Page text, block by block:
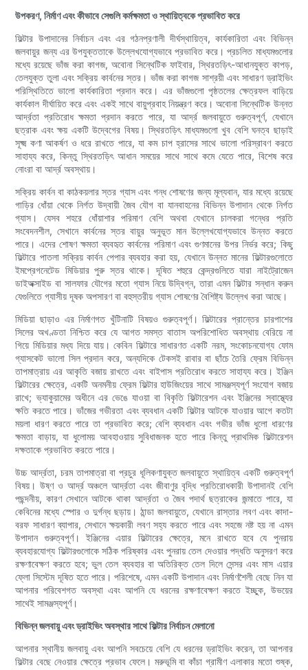
উপকরণ, নির্মাণ এবং কীভাবে সেগুলি কর্মক্ষমতা ও স্থায়িত্বকে প্রভাবিত করে
ফিল্টার উপাদানের নির্বাচন এবং এর গঠনপ্রণালী দীর্ঘস্থায়িত্ব, কার্যকারিতা এবং বিভিন্ন
জলবায়ুর জন্য এর উপযুক্ততাকে উল্লেখযোগ্যভাবে প্রভাবিত করে। প্রচলিত মাধ্যমগুলোর
মধ্যে রয়েছে ভাঁজ করা কাগজ, অবোনা সিন্থেটিক ফাইবার, স্থিরতড়িৎ-আধানযুক্ত কাপড়,
তেলযুক্ত তুলা এবং সক্রিয় কার্বনের স্তর। ভাঁজ করা কাগজ সাশ্রয়ী এবং সাধারণ ড্রাইভিং
পরিস্থিতিতে ভালো কার্যকারিতা প্রদান করে। এর ভাঁজগুলো পৃষ্ঠতলের ক্ষেত্রফল বাড়িয়ে
কার্যকাল দীর্ঘায়িত করে এবং একই সাথে বায়ুপ্রবাহ নিয়ন্ত্রণ করে। অবোনা সিন্থেটিক উন্নত
আর্দ্রতা প্রতিরোধ ক্ষমতা প্রদান করতে পারে, যা আর্দ্র জলবায়ুতে গুরুত্বপূর্ণ, যেখানে
ছত্রাক এবং ক্ষয় একটি উদ্বেগের বিষয়। স্থিরতড়িৎ মাধ্যমগুলো খুব বেশি ঘনত্ব ছাড়াই
সূক্ষ্ম কণা আকর্ষণ ও ধরে রাখতে পারে, যা কম চাপ হ্রাসের সাথে ভালো পরিস্রাবণ করতে
সাহায্য করে, কিন্তু স্থিরতড়িৎ আধান সময়ের সাথে সাথে কমে যেতে পারে, বিশেষ করে
নোংরা বা আর্দ্র অবস্থায়।
সক্রিয় কার্বন বা কাঠকয়লার স্তর গ্যাস এবং গন্ধ শোষণের জন্য মূল্যবান, যার মধ্যে রয়েছে
গাড়ির ধোঁয়া থেকে নির্গত উদ্বায়ী জৈব যৌগ বা যানবাহনের বিভিন্ন উপাদান থেকে নির্গত
গ্যাস। যেসব শহরে ধোঁয়াশার পরিমাণ বেশি অথবা যেখানে চালকরা গন্ধের প্রতি
সংবেদনশীল, সেখানে কার্বনের স্তর বায়ুর অনুভূত মান উল্লেখযোগ্যভাবে উন্নত করতে
পারে। এদের শোষণ ক্ষমতা ব্যবহৃত কার্বনের পরিমাণ এবং গুণমানের উপর নির্ভর করে; কিছু
ফিল্টারে পাতলা সক্রিয় কার্বন পেপার ব্যবহার করা হয়, যেখানে উন্নত মানের ফিল্টারগুলোতে
ইমপ্রেগনেটেড মিডিয়ার পুরু স্তর থাকে। দূষিত শহুরে কেন্দ্রগুলিতে যারা নাইট্রোজেন
ডাইঅক্সাইড বা সালফার যৌগের মতো গ্যাস নিয়ে উদ্বিগ্ন, তারা এমন ফিল্টার সন্ধান করুন
যেগুলিতে গ্যাসীয় দূষক অপসারণ বা বহুস্তরীয় গ্যাস শোষণের বৈশিষ্ট্য উল্লেখ করা আছে।
মিডিয়া ছাড়াও এর নির্মাণগত খুঁটিনাটি বিষয়ও গুরুত্বপূর্ণ। ফিল্টারের প্রান্তের চারপাশের
সিলের অখণ্ডতা নিশ্চিত করে যে আগত সমস্ত বাতাস অপরিশোধিত অবস্থায় বেরিয়ে না
গিয়ে মিডিয়ার মধ্য দিয়ে যায়। কেবিন ফিল্টারে সাধারণত একটি নরম, সংকোচনযোগ্য ফোম
গ্যাসকেট ভালো সিল প্রদান করে, অন্যদিকে টেকসই রাবার বা ছাঁচে তৈরি ফ্রেম বিভিন্ন
তাপমাত্রায় এর আকৃতি বজায় রাখতে এবং বাইপাস প্রতিরোধ করতে সাহায্য করে। ইঞ্জিন
ফিল্টারের ক্ষেত্রে, একটি অনমনীয় ফ্রেম ফিল্টার হাউজিংয়ের সাথে সামঞ্জস্যপূর্ণ সংযোগ বজায়
রাখে; ভ্যাকুয়ামের অধীনে এর ভেঙে যাওয়া বা বিকৃতি ফিল্টারেশন এবং ইঞ্জিনের স্বাস্থ্যের
ক্ষতি করতে পারে। ভাঁজের গভীরতা এবং ব্যবধান একটি ফিল্টার আটকে যাওয়ার আগে কতটা
ময়লা ধারণ করতে পারে তা প্রভাবিত করে; বেশি ব্যবধান এবং গভীর ভাঁজ ধুলো ধারণের
ক্ষমতা বাড়ায়, যা ধুলোময় আবহাওয়ায় সুবিধাজনক হতে পারে কিন্তু প্রাথমিক ফিল্টারেশন
দক্ষতাকে প্রভাবিত করতে পারে।
উচ্চ আর্দ্রতা, চরম তাপমাত্রা বা প্রচুর ধূলিকণাযুক্ত জলবায়ুতে স্থায়িত্ব একটি গুরুত্বপূর্ণ
বিষয়। উষ্ণ ও আর্দ্র অঞ্চলে আর্দ্রতা এবং জীবাণুর বৃদ্ধি প্রতিরোধকারী উপাদানই বেশি
পছন্দনীয়, কারণ সেখানে আটকে থাকা আর্দ্রতা ও জৈব পদার্থ ছত্রাকের জন্মাতে পারে, যা
কেবিনের মধ্যে স্পোর ও দুর্গন্ধ ছড়ায়। ঠান্ডা জলবায়ুতে, যেখানে রাস্তার লবণ এবং কাদা-
বরফ সাধারণ ব্যাপার, সেখানে ক্ষয়কারী লবণ সহ্য করতে পারে এবং সহজে নষ্ট হয় না এমন
উপাদান গুরুত্বপূর্ণ। ইঞ্জিনের এয়ার ফিল্টারের ক্ষেত্রে, মনে রাখতে হবে যে পুনরায়
ব্যবহারযোগ্য ফিল্টারগুলোকে সঠিক পরিষ্কার এবং পুনরায় তেল দেওয়ার পদ্ধতি অনুসরণ করে
রক্ষণাবেক্ষণ করতে হবে; ভুল তেল ব্যবহার বা অতিরিক্ত তেল দিলে সেন্সর এবং মাস এয়ার
ফ্লো সিস্টেম দূষিত হতে পারে। পরিশেষে, এমন একটি উপাদান এবং নির্মাণশৈলী বেছে নিন যা
আপনার পরিবেশগত অবস্থা এবং আপনি যে ধরনের রক্ষণাবেক্ষণ করতে ইচ্ছুক, উভয়ের
সাথেই সামঞ্জস্যপূর্ণ।
বিভিন্ন জলবায়ু এবং ড্রাইভিং অবস্থার সাথে ফিল্টার নির্বাচন মেলানো
আপনার স্থানীয় জলবায়ু এবং আপনি সবচেয়ে বেশি যে ধরনের ড্রাইভিং করেন, তা আপনার
ফিল্টার বেছে নেওয়ার ক্ষেত্রে প্রভাব ফেলে। মরুভূমি বা কাঁচা গ্রামীণ এলাকার মতো শুষ্ক,